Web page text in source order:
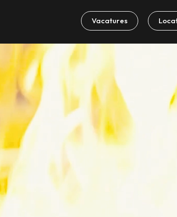
Vacatures